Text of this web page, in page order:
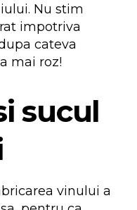
Nu stim
impotriva
cateva
mai roz!
sucul
vinului a